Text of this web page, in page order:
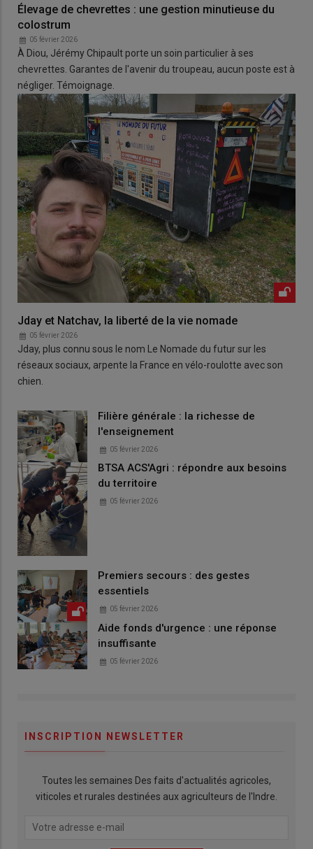
Élevage de chevrettes : une gestion minutieuse du
colostrum
05 février 2026
À Diou, Jérémy Chipault porte un soin particulier à ses
chevrettes. Garantes de l'avenir du troupeau, aucun poste est à
négliger. Témoignage.
Jday et Natchav, la liberté de la vie nomade
05 février 2026
Jday, plus connu sous le nom Le Nomade du futur sur les
réseaux sociaux, arpente la France en vélo-roulotte avec son
chien.
Filière générale : la richesse de
l'enseignement
05 février 2026
BTSA ACS'Agri : répondre aux besoins
du territoire
05 février 2026
Premiers secours : des gestes
essentiels
05 février 2026
Aide fonds d'urgence : une réponse
insuffisante
05 février 2026
INSCRIPTION NEWSLETTER
Toutes les semaines Des faits d'actualités agricoles,
viticoles et rurales destinées aux agriculteurs de l'Indre.